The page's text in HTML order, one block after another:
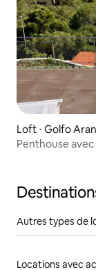
Loft ⋅ Golfo
Penthouse avec
Autres types de